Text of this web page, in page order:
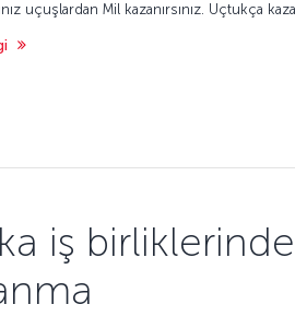
uçuşlardan Mil kazanırsınız. Uçtukça
iş